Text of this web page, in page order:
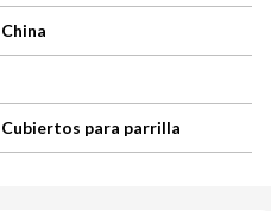
China
Cubiertos para parrilla